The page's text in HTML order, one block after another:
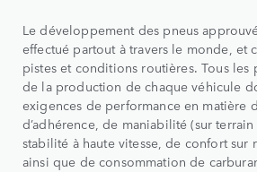
Le développement des pneus
effectué partout à travers le monde, et
pistes et conditions routières. Tous les
de la production de chaque véhicule
exigences de performance en matière
d’adhérence, de maniabilité (sur
stabilité à haute vitesse, de confort sur
ainsi que de consommation de